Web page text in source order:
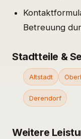
Betreuung
Stadtteile &
Altstadt
Derendorf
Weitere